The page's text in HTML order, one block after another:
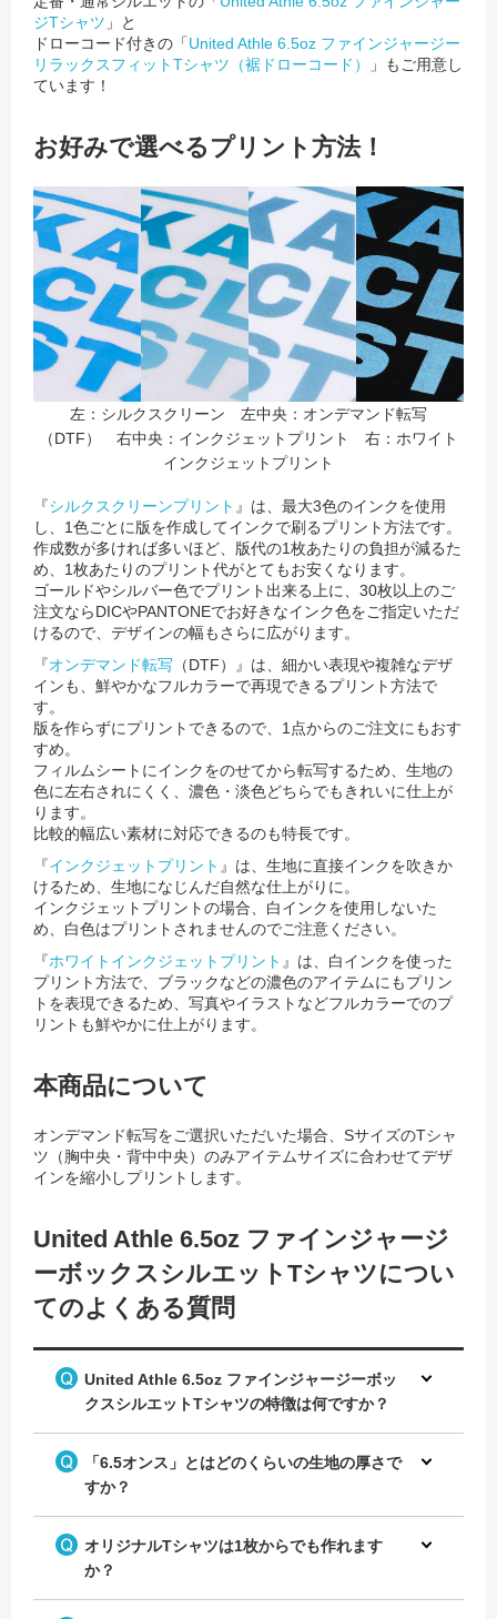
ジTシャツ 」と
ドローコード付きの「United Athle 6.5oz ファインジャージー
リラックスフィットTシャツ（裾ドローコード）
」もご用意し
ています！
お好みで選べるプリント方法！
左：シルクスクリーン 左中央：オンデマンド転写
（DTF） 右中央：インクジェットプリント 右：ホワイト
インクジェットプリント
『シルクスクリーンプリント 』は、最大3色のインクを使用
し、1色ごとに版を作成してインクで刷るプリント方法です。
作成数が多ければ多いほど、版代の1枚あたりの負担が減るた
め、1枚あたりのプリント代がとてもお安くなります。
ゴールドやシルバー色でプリント出来る上に、30枚以上のご
注文ならDICやPANTONEでお好きなインク色をご指定いただ
けるので、 デザインの幅もさらに広がります。
『オンデマンド転写 （DTF）』は、細かい表現や複雑なデザ
インも、鮮やかなフルカラーで再現できるプリント方法で
す。
版を作らずにプリントできるので、1点からのご注文にもおす
すめ。
フィルムシートにインクをのせてから転写するため、生地の
色に左右されにくく、濃色・淡色どちらでもきれいに仕上が
ります。
比較的幅広い素材に対応できるのも特長です。
『インクジェットプリント 』は、生地に直接インクを吹きか
けるため、生地になじんだ自然な仕上がりに。
インクジェットプリントの場合、白インクを使用しないた
め、白色はプリントされませんのでご注意ください。
『ホワイトインクジェットプリント 』は、白インクを使った
プリント方法で、ブラックなどの濃色のアイテムにもプリン
トを表現できるため、 写真やイラストなどフルカラーでのプ
リントも鮮やかに仕上がります。
本商品について
オンデマンド転写をご選択いただいた場合、SサイズのTシャ
ツ（胸中央・背中中央）のみアイテムサイズに合わせてデザ
インを縮小しプリントします。
United Athle 6.5oz ファインジャージ
ーボックスシルエットTシャツについ
てのよくある質問
United Athle 6.5oz ファインジャージーボッ
クスシルエットTシャツの特徴は何ですか？
「6.5オンス」とはどのくらいの生地の厚さで
すか？
オリジナルTシャツは1枚からでも作れます
か？